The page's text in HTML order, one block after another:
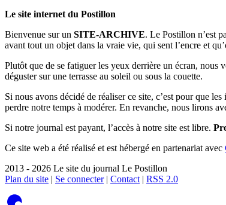
Le site internet du Postillon
Bienvenue sur un SITE-ARCHIVE. Le Postillon n’est
avant tout un objet dans la vraie vie, qui sent l’encre et
Plutôt que de se fatiguer les yeux derrière un écran,
déguster sur une terrasse au soleil ou sous la couette.
Si nous avons décidé de réaliser ce site, c’est pour que
perdre notre temps à modérer. En revanche, nous lirons
Si notre journal est payant, l’accès à notre site est libre.
Ce site web a été réalisé et est hébergé en partenariat avec
2013 - 2026 Le site du journal Le Postillon
Plan du site | Se connecter| Contact | RSS 2.0